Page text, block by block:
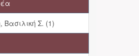
Βασιλική Σ. (1)